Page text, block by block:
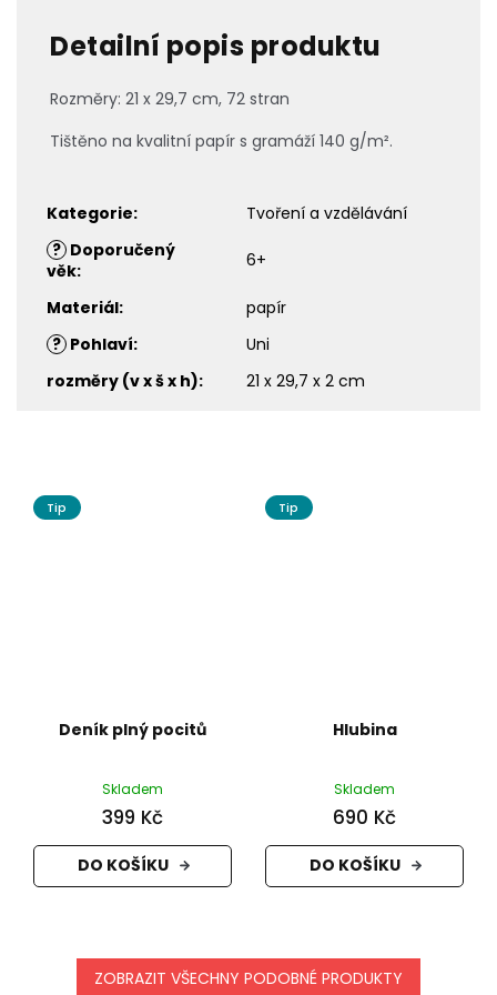
Detailní popis produktu
Rozměry: 21 x 29,7 cm, 72 stran
Tištěno na kvalitní papír s gramáží 140 g/m².
Kategorie:
Tvoření a vzdělávání
? Doporučený
věk: 6+
Materiál:
papír
? Pohlaví:
Uni
rozměry (v x š x h): 21 x 29,7 x 2 cm
Tip
Deník plný pocitů
Skladem
399 Kč
DO KOŠÍKU
Tip
Hlubina
Skladem
690 Kč
DO KOŠÍKU
ZOBRAZIT VŠECHNY PODOBNÉ PRODUKTY